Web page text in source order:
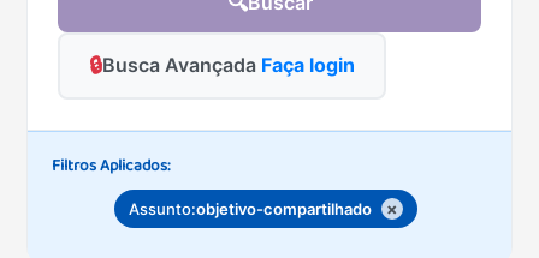
🔒Busca Avançada Faça login
Filtros Aplicados:
Assunto:objetivo-compartilhado ×